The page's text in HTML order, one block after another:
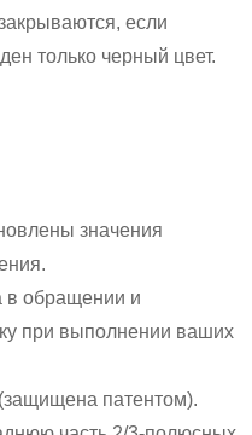
если
только черный цвет.
значения
в обращении и
при выполнении ваших
патентом).